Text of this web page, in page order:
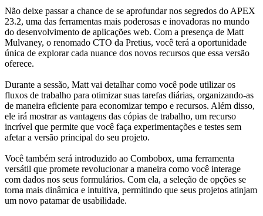
Não deixe passar a chance de se aprofundar nos segredos do APEX
23.2, uma das ferramentas mais poderosas e inovadoras no mundo
do desenvolvimento de aplicações web. Com a presença de Matt
Mulvaney, o renomado CTO da Pretius, você terá a oportunidade
única de explorar cada nuance dos novos recursos que essa versão
oferece.
Durante a sessão, Matt vai detalhar como você pode utilizar os
fluxos de trabalho para otimizar suas tarefas diárias, organizando-as
de maneira eficiente para economizar tempo e recursos. Além disso,
ele irá mostrar as vantagens das cópias de trabalho, um recurso
incrível que permite que você faça experimentações e testes sem
afetar a versão principal do seu projeto.
Você também será introduzido ao Combobox, uma ferramenta
versátil que promete revolucionar a maneira como você interage
com dados nos seus formulários. Com ela, a seleção de opções se
torna mais dinâmica e intuitiva, permitindo que seus projetos atinjam
um novo patamar de usabilidade.